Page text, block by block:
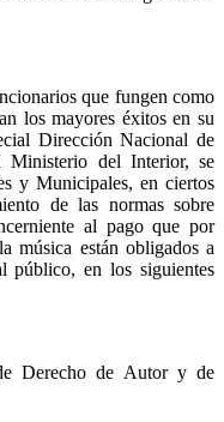
que fungen como
los mayores éxitos en su
Dirección Nacional de
Ministerio del Interior, se
y Municipales, en ciertos
de las normas sobre
al pago que por
música están obligados a
público, en los siguientes
Derecho de Autor y de